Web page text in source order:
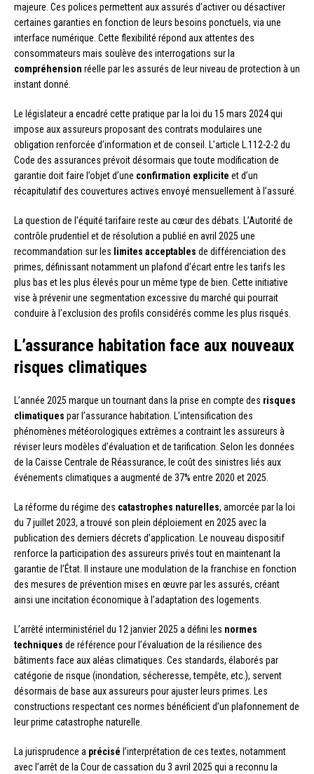
majeure. Ces polices permettent aux assurés d’activer ou désactiver
certaines garanties en fonction de leurs besoins ponctuels, via une
interface numérique. Cette flexibilité répond aux attentes des
consommateurs mais soulève des interrogations sur la
compréhension réelle par les assurés de leur niveau de protection à un
instant donné.
Le législateur a encadré cette pratique par la loi du 15 mars 2024 qui
impose aux assureurs proposant des contrats modulaires une
obligation renforcée d’information et de conseil. L’article L.112-2-2 du
Code des assurances prévoit désormais que toute modification de
garantie doit faire l’objet d’une confirmation explicite et d’un
récapitulatif des couvertures actives envoyé mensuellement à l’assuré.
La question de l’équité tarifaire reste au cœur des débats. L’Autorité de
contrôle prudentiel et de résolution a publié en avril 2025 une
recommandation sur les limites acceptables de différenciation des
primes, définissant notamment un plafond d’écart entre les tarifs les
plus bas et les plus élevés pour un même type de bien. Cette initiative
vise à prévenir une segmentation excessive du marché qui pourrait
conduire à l’exclusion des profils considérés comme les plus risqués.
L’assurance habitation face aux nouveaux
risques climatiques
L’année 2025 marque un tournant dans la prise en compte des risques
climatiques par l’assurance habitation. L’intensification des
phénomènes météorologiques extrêmes a contraint les assureurs à
réviser leurs modèles d’évaluation et de tarification. Selon les données
de la Caisse Centrale de Réassurance, le coût des sinistres liés aux
événements climatiques a augmenté de 37% entre 2020 et 2025.
La réforme du régime des catastrophes naturelles, amorcée par la loi
du 7 juillet 2023, a trouvé son plein déploiement en 2025 avec la
publication des derniers décrets d’application. Le nouveau dispositif
renforce la participation des assureurs privés tout en maintenant la
garantie de l’État. Il instaure une modulation de la franchise en fonction
des mesures de prévention mises en œuvre par les assurés, créant
ainsi une incitation économique à l’adaptation des logements.
L’arrêté interministériel du 12 janvier 2025 a défini les normes
techniques de référence pour l’évaluation de la résilience des
bâtiments face aux aléas climatiques. Ces standards, élaborés par
catégorie de risque (inondation, sécheresse, tempête, etc.), servent
désormais de base aux assureurs pour ajuster leurs primes. Les
constructions respectant ces normes bénéficient d’un plafonnement de
leur prime catastrophe naturelle.
La jurisprudence a précisé l’interprétation de ces textes, notamment
avec l’arrêt de la Cour de cassation du 3 avril 2025 qui a reconnu la